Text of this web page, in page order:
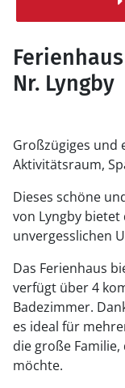
Nr. Lyngby
Großzügiges und
Aktivitätsraum,
Dieses schöne
von Lyngby
unvergesslichen
Das Ferienhaus
verfügt über 4
Badezimmer.
es ideal für
die große
möchte.